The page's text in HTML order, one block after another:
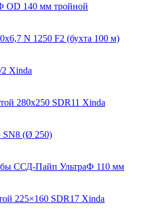
OD 140 мм тройной
N 1250 F2 (бухта 100 м)
Xinda
280х250 SDR11 Xinda
SN8 (Ø 250)
ССД-Пайп УльтраФ 110 мм
225×160 SDR17 Xinda